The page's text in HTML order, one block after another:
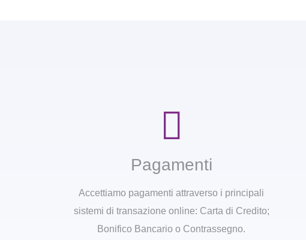
Pagamenti
Accettiamo pagamenti attraverso i principali
sistemi di transazione online: Carta di Credito;
Bonifico Bancario o Contrassegno.